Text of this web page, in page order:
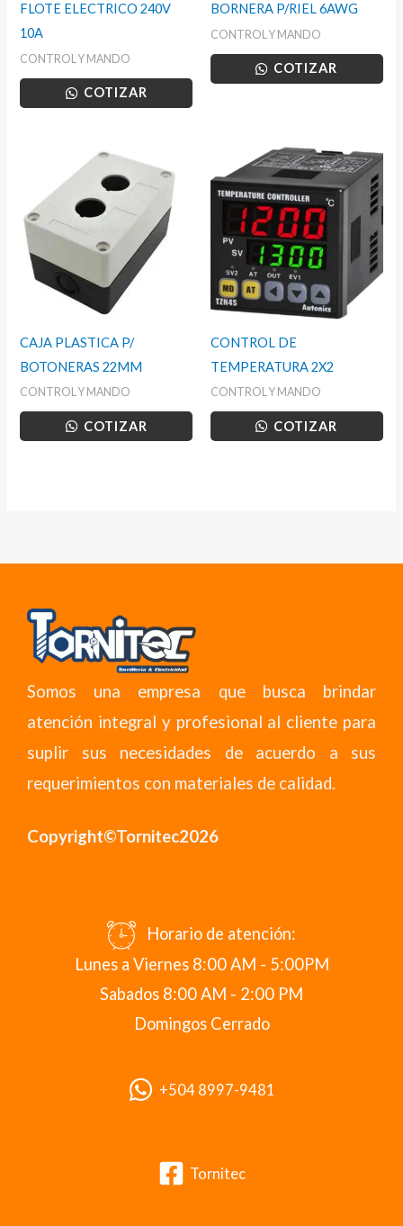
FLOTE ELECTRICO 240V
10A
CONTROL Y MANDO
COTIZAR
BORNERA P/RIEL 6AWG
CONTROL Y MANDO
COTIZAR
CAJA PLASTICA P/
BOTONERAS 22MM
CONTROL Y MANDO
COTIZAR
CONTROL DE
TEMPERATURA 2X2
CONTROL Y MANDO
COTIZAR
Somos una empresa que busca brindar
atención integral y profesional al cliente para
suplir sus necesidades de acuerdo a sus
requerimientos con materiales de calidad.
Copyright©Tornitec2026
Horario de atención:
Lunes a Viernes 8:00 AM - 5:00PM
Sabados 8:00 AM - 2:00 PM
Domingos Cerrado
+504 8997-9481
Tornitec